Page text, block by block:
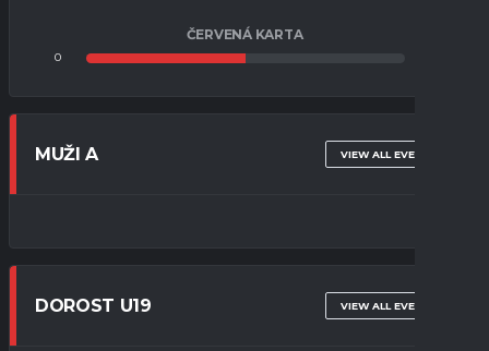
ČERVENÁ KARTA
0
MUŽI A VIEW ALL EVENTS
DOROST U19 VIEW ALL EVENTS